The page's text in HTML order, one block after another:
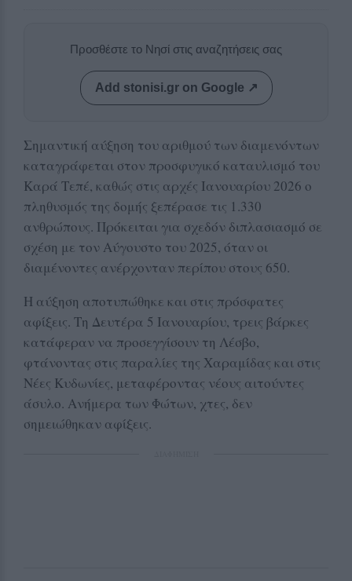
Προσθέστε το Νησί στις αναζητήσεις σας
Add stonisi.gr on Google ↗
Σημαντική αύξηση του αριθμού των διαμενόντων
καταγράφεται στον προσφυγικό καταυλισμό του
Καρά Τεπέ, καθώς στις αρχές Ιανουαρίου 2026 ο
πληθυσμός της δομής ξεπέρασε τις 1.330
ανθρώπους. Πρόκειται για σχεδόν διπλασιασμό σε
σχέση με τον Αύγουστο του 2025, όταν οι
διαμένοντες ανέρχονταν περίπου στους 650.
Η αύξηση αποτυπώθηκε και στις πρόσφατες
αφίξεις. Τη Δευτέρα 5 Ιανουαρίου, τρεις βάρκες
κατάφεραν να προσεγγίσουν τη Λέσβο,
φτάνοντας στις παραλίες της Χαραμίδας και στις
Νέες Κυδωνίες, μεταφέροντας νέους αιτούντες
άσυλο. Ανήμερα των Φώτων, χτες, δεν
σημειώθηκαν αφίξεις.